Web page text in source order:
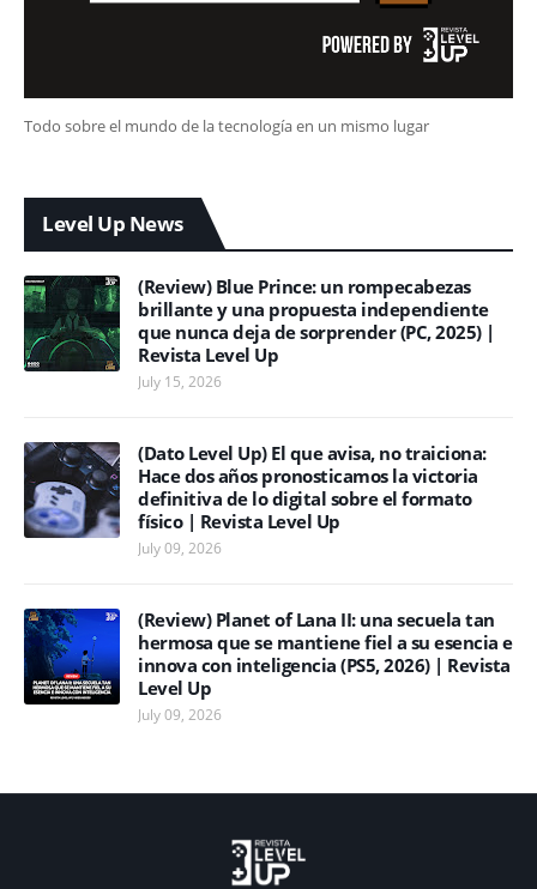
Todo sobre el mundo de la tecnología en un mismo lugar
Level Up News
(Review) Blue Prince: un rompecabezas
brillante y una propuesta independiente
que nunca deja de sorprender (PC, 2025) |
Revista Level Up
July 15, 2026
(Dato Level Up) El que avisa, no traiciona:
Hace dos años pronosticamos la victoria
definitiva de lo digital sobre el formato
físico | Revista Level Up
July 09, 2026
(Review) Planet of Lana II: una secuela tan
hermosa que se mantiene fiel a su esencia e
innova con inteligencia (PS5, 2026) | Revista
Level Up
July 09, 2026